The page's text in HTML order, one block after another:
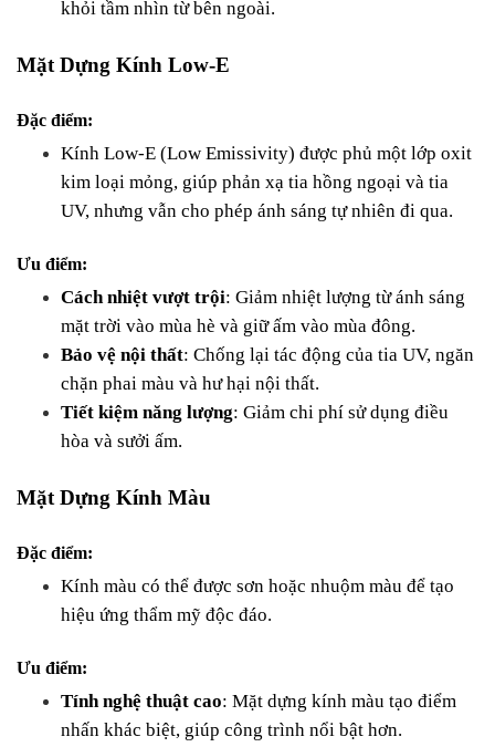
khỏi tầm nhìn từ bên ngoài.
Mặt Dựng Kính Low-E
Đặc điểm:
Kính Low-E (Low Emissivity) được phủ một lớp oxit
kim loại mỏng, giúp phản xạ tia hồng ngoại và tia
UV, nhưng vẫn cho phép ánh sáng tự nhiên đi qua.
Ưu điểm:
Cách nhiệt vượt trội: Giảm nhiệt lượng từ ánh sáng
mặt trời vào mùa hè và giữ ấm vào mùa đông.
Bảo vệ nội thất: Chống lại tác động của tia UV, ngăn
chặn phai màu và hư hại nội thất.
Tiết kiệm năng lượng: Giảm chi phí sử dụng điều
hòa và sưởi ấm.
Mặt Dựng Kính Màu
Đặc điểm:
Kính màu có thể được sơn hoặc nhuộm màu để tạo
hiệu ứng thẩm mỹ độc đáo.
Ưu điểm:
Tính nghệ thuật cao: Mặt dựng kính màu tạo điểm
nhấn khác biệt, giúp công trình nổi bật hơn.